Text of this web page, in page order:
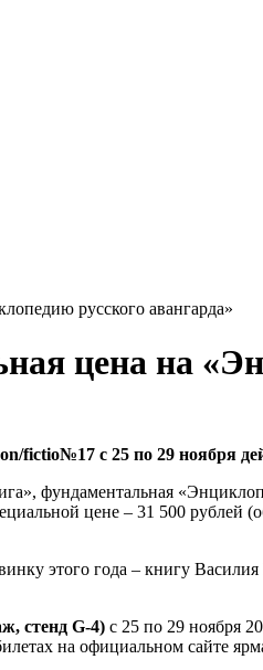
русского авангарда»
цена на
fictio№17 с 25 по 29 ноября
фундаментальная
цене – 31 500 рублей
этого года – книгу
стенд G-4) с 25 по 29 ноября
на официальном сайте